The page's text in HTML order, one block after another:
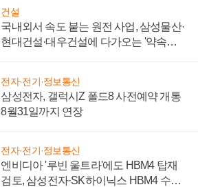
건설
국내외서 속도 붙는 원전 사업, 삼성물산·
현대건설·대우건설에 다가오는 '약속의
전자·전기·정보통신
삼성전자, 갤럭시Z 폴드8 사전예약 개통
8월31일까지 연장
전자·전기·정보통신
엔비디아 '루빈 울트라'에도 HBM4 탑재
검토, 삼성전자·SK하이닉스 HBM4 수율